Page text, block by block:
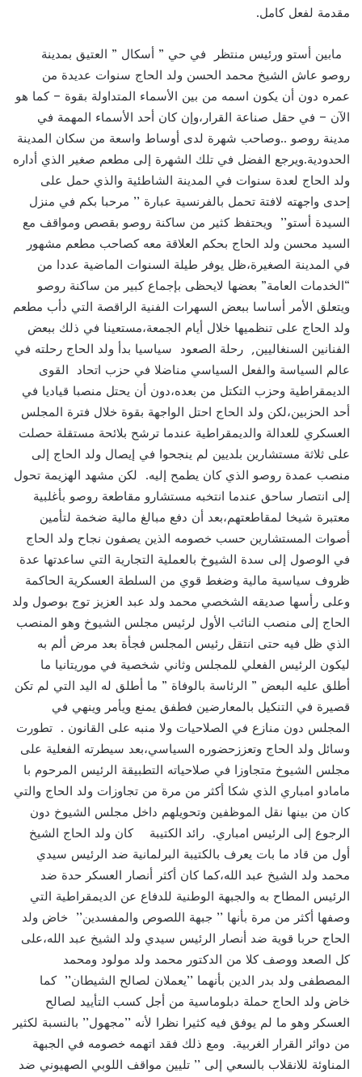
مقدمة لفعل كامل.
مابين أستو ورئيس منتظر في حي ” أسكال ” العتيق بمدينة
روصو عاش الشيخ محمد الحسن ولد الحاج سنوات عديدة من
عمره دون أن يكون اسمه من بين الأسماء المتداولة بقوة – كما هو
الآن – في حقل صناعة القرار،وإن كان أحد الأسماء المهمة في
مدينة روصو ..وصاحب شهرة لدى أوساط واسعة من سكان المدينة
الحدودية.ويرجع الفضل في تلك الشهرة إلى مطعم صغير الذي أداره
ولد الحاج لعدة سنوات في المدينة الشاطئية والذي حمل على
إحدى واجهته لافتة تحمل بالفرنسية عبارة ’’ مرحبا بكم في منزل
السيدة أستو’’ ويحتفظ كثير من ساكنة روصو بقصص ومواقف مع
السيد محسن ولد الحاج بحكم العلاقة معه كصاحب مطعم مشهور
في المدينة الصغيرة،ظل يوفر طيلة السنوات الماضية عددا من
“الخدمات العامة” بعضها لايحظى بإجماع كبير من ساكنة روصو
ويتعلق الأمر أساسا ببعض السهرات الفنية الراقصة التي دأب مطعم
ولد الحاج على تنظميها خلال أيام الجمعة،مستعينا في ذلك ببعض
الفنانين السنغاليين, رحلة الصعود سياسيا بدأ ولد الحاج رحلته في
عالم السياسة والفعل السياسي مناضلا في حزب اتحاد القوى
الديمقراطية وحزب التكتل من بعده،دون أن يحتل منصبا قياديا في
أحد الحزبين،لكن ولد الحاج احتل الواجهة بقوة خلال فترة المجلس
العسكري للعدالة والديمقراطية عندما ترشح بلائحة مستقلة حصلت
على ثلاثة مستشارين بلديين لم ينجحوا في إيصال ولد الحاج إلى
منصب عمدة روصو الذي كان يطمح إليه. لكن مشهد الهزيمة تحول
إلى انتصار ساحق عندما انتخبه مستشارو مقاطعة روصو بأغلبية
معتبرة شيخا لمقاطعتهم،بعد أن دفع مبالغ مالية ضخمة لتأمين
أصوات المستشارين حسب خصومه الذين يصفون نجاح ولد الحاج
في الوصول إلى سدة الشيوخ بالعملية التجارية التي ساعدتها عدة
ظروف سياسية مالية وضغط قوي من السلطة العسكرية الحاكمة
وعلى رأسها صديقه الشخصي محمد ولد عبد العزيز توج بوصول ولد
الحاج إلى منصب النائب الأول لرئيس مجلس الشيوخ وهو المنصب
الذي ظل فيه حتى انتقل رئيس المجلس فجأة بعد مرض ألم به
ليكون الرئيس الفعلي للمجلس وثاني شخصية في موريتانيا ما
أطلق عليه البعض ” الرئاسة بالوفاة ” ما أطلق له اليد التي لم تكن
قصيرة في التنكيل بالمعارضين فطفق يمنع ويأمر وينهي في
المجلس دون منازع في الصلاحيات ولا منبه على القانون . تطورت
وسائل ولد الحاج وتعززحضوره السياسي،بعد سيطرته الفعلية على
مجلس الشيوخ متجاوزا في صلاحياته التطبيقة الرئيس المرحوم با
مامادو امباري الذي شكا أكثر من مرة من تجاوزات ولد الحاج والتي
كان من بينها نقل الموظفين وتحويلهم داخل مجلس الشيوخ دون
الرجوع إلى الرئيس امباري. رائد الكتيبة كان ولد الحاج الشيخ
أول من قاد ما بات يعرف بالكتيبة البرلمانية ضد الرئيس سيدي
محمد ولد الشيخ عبد الله،كما كان أكثر أنصار العسكر حدة ضد
الرئيس المطاح به والجبهة الوطنية للدفاع عن الديمقراطية التي
وصفها أكثر من مرة بأنها ’’ جبهة اللصوص والمفسدين’’ خاض ولد
الحاج حربا قوية ضد أنصار الرئيس سيدي ولد الشيخ عبد الله،على
كل الصعد ووصف كلا من الدكتور محمد ولد مولود ومحمد
المصطفى ولد بدر الدين بأنهما ’’يعملان لصالح الشيطان’’ كما
خاض ولد الحاج حملة دبلوماسية من أجل كسب التأييد لصالح
العسكر وهو ما لم يوفق فيه كثيرا نظرا لأنه ’’مجهول’’ بالنسبة لكثير
من دوائر القرار الغربية. ومع ذلك فقد اتهمه خصومه في الجبهة
المناوئة للانقلاب بالسعي إلى ’’ تليين مواقف اللوبي الصهيوني ضد